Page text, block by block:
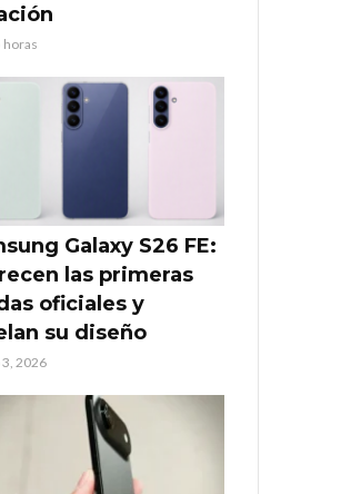
horas
Galaxy S26 FE:
las primeras
oficiales y
su diseño
2026